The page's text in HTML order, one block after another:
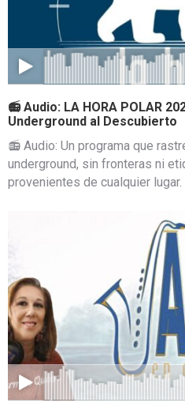
📻 Audio: LA HORA POLAR
Underground al Descubierto
📻 Audio: Un programa que
underground, sin fronteras ni
provenientes de cualquier